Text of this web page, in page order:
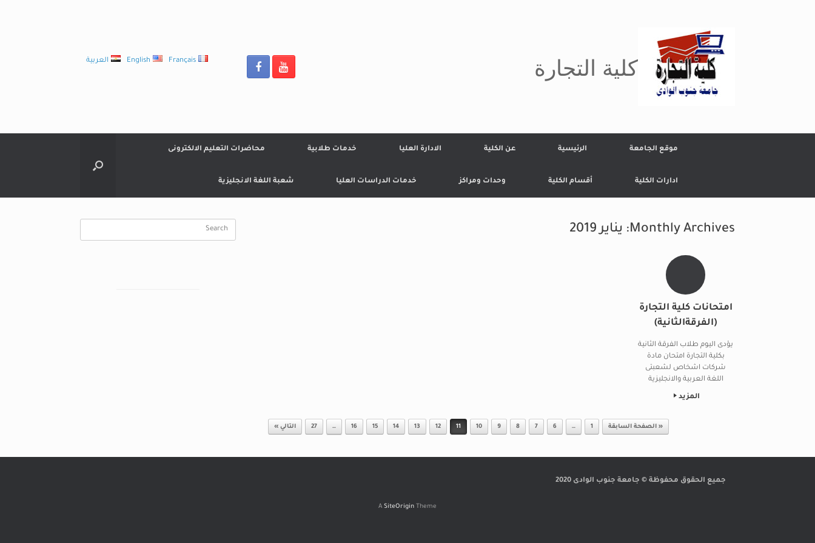
كلية التجارة العربية English Français
موقع الجامعة الرئيسية عن الكلية الادارة العليا خدمات طلابية محاضرات التعليم الالكترونى
ادارات الكلية أقسام الكلية وحدات ومراكز خدمات الدراسات العليا شعبة اللغة الانجليزية
Monthly Archives: يناير 2019
امتحانات كلية التجارة
(الفرقةالثانية)
يؤدى اليوم طلاب الفرقة الثانية
بكلية التجارة امتحان مادة
شركات اشخاص لشعبتى
اللغة العربية والانجليزية
المزيد
« الصفحة السابقة 1
…
6
7
8
9
10
11
12
13
14
15
16
…
27 التالي »
Search
جميع الحقوق محفوظة © جامعة جنوب الوادى 2020
A SiteOrigin Theme